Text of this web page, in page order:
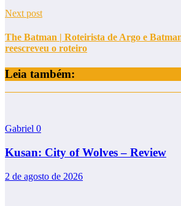
Next post
The Batman | Roteirista de Argo e
reescreveu o roteiro
Leia também:
Gabriel 0
Kusan: City of Wolves – Review
2 de agosto de 2026